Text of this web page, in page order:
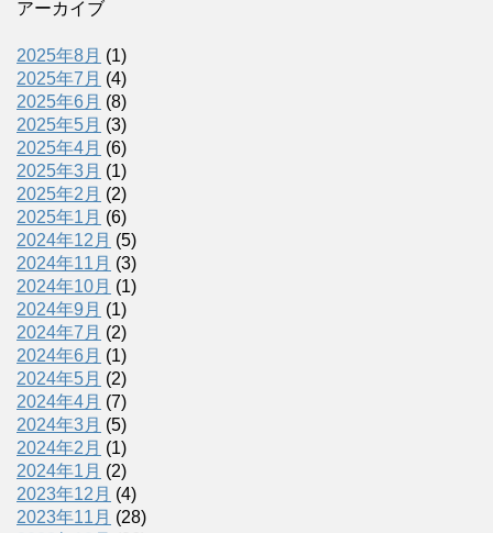
アーカイブ
2025年8月 (1)
2025年7月 (4)
2025年6月 (8)
2025年5月 (3)
2025年4月 (6)
2025年3月 (1)
2025年2月 (2)
2025年1月 (6)
2024年12月 (5)
2024年11月 (3)
2024年10月 (1)
2024年9月 (1)
2024年7月 (2)
2024年6月 (1)
2024年5月 (2)
2024年4月 (7)
2024年3月 (5)
2024年2月 (1)
2024年1月 (2)
2023年12月 (4)
2023年11月 (28)